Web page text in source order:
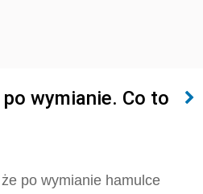
wymianie. Co to
po wymianie hamulce